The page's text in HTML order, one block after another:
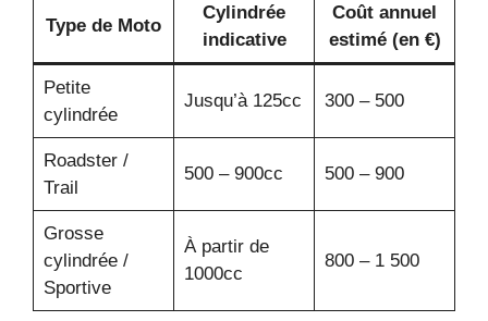
Type de Moto
Cylindrée
indicative
Coût annuel
estimé (en €)
Petite
cylindrée
Jusqu’à 125cc 300 – 500
Roadster /
Trail
500 – 900cc 500 – 900
Grosse
cylindrée /
Sportive
À partir de
1000cc
800 – 1 500